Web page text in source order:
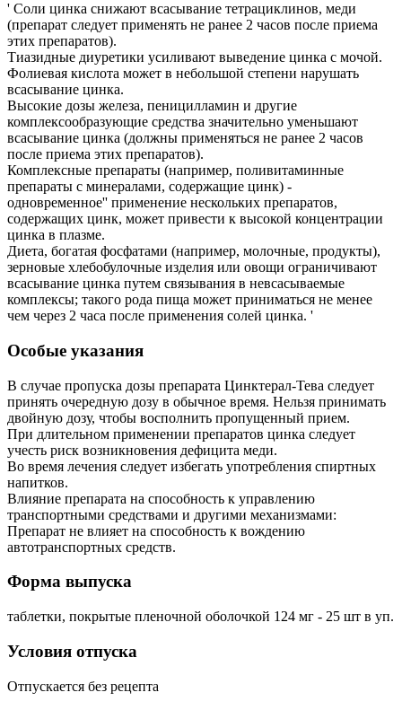
' Соли цинка снижают всасывание тетрациклинов, меди
(препарат следует применять не ранее 2 часов после приема
этих препаратов).
Тиазидные диуретики усиливают выведение цинка с мочой.
Фолиевая кислота может в небольшой степени нарушать
всасывание цинка.
Высокие дозы железа, пеницилламин и другие
комплексообразующие средства значительно уменьшают
всасывание цинка (должны применяться не ранее 2 часов
после приема этих препаратов).
Комплексные препараты (например, поливитаминные
препараты с минералами, содержащие цинк) -
одновременное'' применение нескольких препаратов,
содержащих цинк, может привести к высокой концентрации
цинка в плазме.
Диета, богатая фосфатами (например, молочные, продукты),
зерновые хлебобулочные изделия или овощи ограничивают
всасывание цинка путем связывания в невсасываемые
комплексы; такого рода пища может приниматься не менее
чем через 2 часа после применения солей цинка. '
Особые указания
В случае пропуска дозы препарата Цинктерал-Тева следует
принять очередную дозу в обычное время. Нельзя принимать
двойную дозу, чтобы восполнить пропущенный прием.
При длительном применении препаратов цинка следует
учесть риск возникновения дефицита меди.
Во время лечения следует избегать употребления спиртных
напитков.
Влияние препарата на способность к управлению
транспортными средствами и другими механизмами:
Препарат не влияет на способность к вождению
автотранспортных средств.
Форма выпуска
таблетки, покрытые пленочной оболочкой 124 мг - 25 шт в уп.
Условия отпуска
Отпускается без рецепта